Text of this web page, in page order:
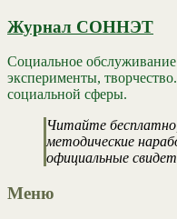
Журнал СОННЭТ
Социальное
эксперименты,
социальной сферы.
Читайте
методические
официальные
Меню